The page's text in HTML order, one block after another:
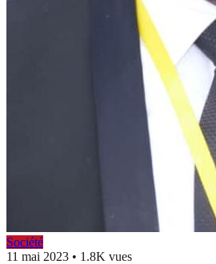
Société
11 mai 2023 • 1.8K vues